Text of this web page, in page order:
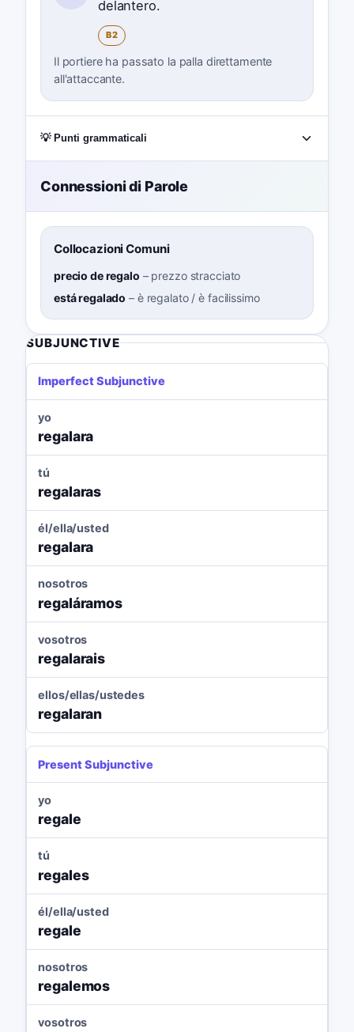
delantero.
B2
Il portiere ha passato la palla direttamente
all'attaccante.
💡 Punti grammaticali
Connessioni di Parole
Collocazioni Comuni
precio de regalo – prezzo stracciato
está regalado – è regalato / è facilissimo
SUBJUNCTIVE
Imperfect Subjunctive
yo
regalara
tú
regalaras
él/ella/usted
regalara
nosotros
regaláramos
vosotros
regalarais
ellos/ellas/ustedes
regalaran
Present Subjunctive
yo
regale
tú
regales
él/ella/usted
regale
nosotros
regalemos
vosotros